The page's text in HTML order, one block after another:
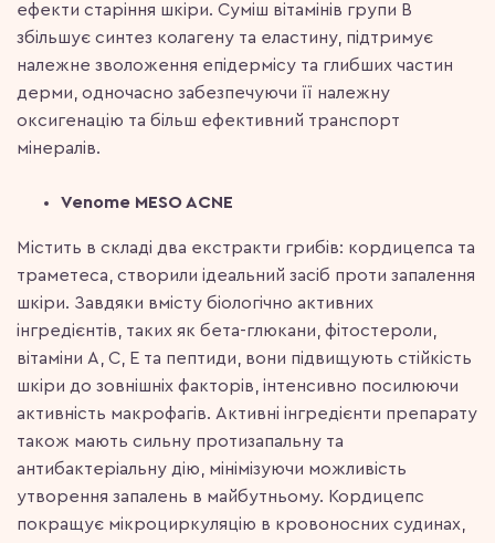
ефекти старіння шкіри. Суміш вітамінів групи В
збільшує синтез колагену та еластину, підтримує
належне зволоження епідермісу та глибших частин
дерми, одночасно забезпечуючи її належну
оксигенацію та більш ефективний транспорт
мінералів.
Venome MESO ACNE
Містить в складі два екстракти грибів: кордицепса та
траметеса, створили ідеальний засіб проти запалення
шкіри. Завдяки вмісту біологічно активних
інгредієнтів, таких як бета-глюкани, фітостероли,
вітаміни А, С, Е та пептиди, вони підвищують стійкість
шкіри до зовнішніх факторів, інтенсивно посилюючи
активність макрофагів. Активні інгредієнти препарату
також мають сильну протизапальну та
антибактеріальну дію, мінімізуючи можливість
утворення запалень в майбутньому. Кордицепс
покращує мікроциркуляцію в кровоносних судинах,